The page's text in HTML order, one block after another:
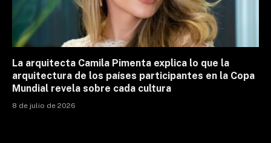
La arquitecta Camila Pimenta explica lo que la
arquitectura de los países participantes en la Copa
Mundial revela sobre cada cultura
8 de julio de 2026